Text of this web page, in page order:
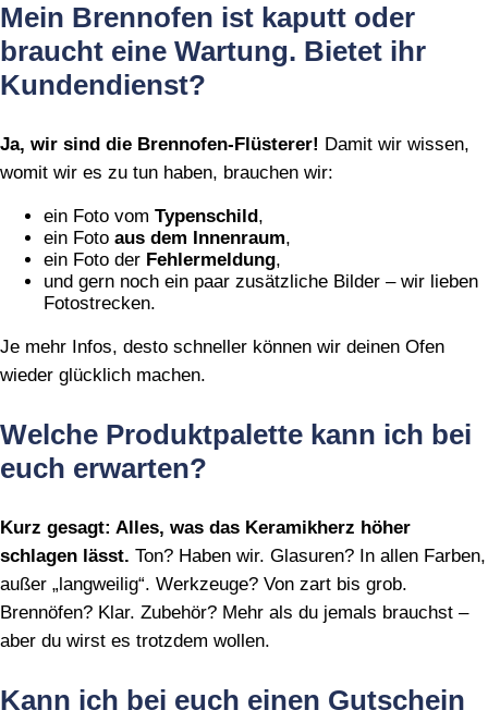
Mein Brennofen ist kaputt oder
braucht eine Wartung. Bietet ihr
Kundendienst?
Ja, wir sind die Brennofen‑Flüsterer! Damit wir wissen,
womit wir es zu tun haben, brauchen wir:
ein Foto vom Typenschild ,
ein Foto aus dem Innenraum,
ein Foto der Fehlermeldung,
und gern noch ein paar zusätzliche Bilder – wir lieben
Fotostrecken.
Je mehr Infos, desto schneller können wir deinen Ofen
wieder glücklich machen.
Welche Produktpalette kann ich bei
euch erwarten?
Kurz gesagt: Alles, was das Keramikherz höher
schlagen lässt. Ton? Haben wir. Glasuren? In allen Farben,
außer „langweilig“. Werkzeuge? Von zart bis grob.
Brennöfen? Klar. Zubehör? Mehr als du jemals brauchst –
aber du wirst es trotzdem wollen.
Kann ich bei euch einen Gutschein